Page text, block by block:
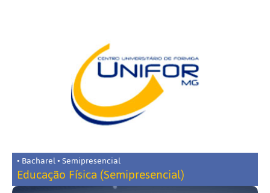
• Bacharel • Semipresencial
Educação Física (Semipresencial)